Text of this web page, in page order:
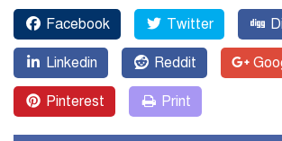
Facebook Twitter
Linkedin Reddit
Pinterest Print